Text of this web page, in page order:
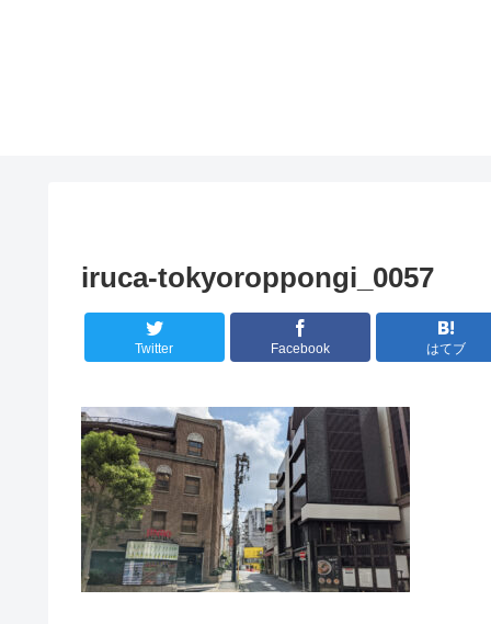
iruca-tokyoroppongi_0057
Twitter Facebook はてブ